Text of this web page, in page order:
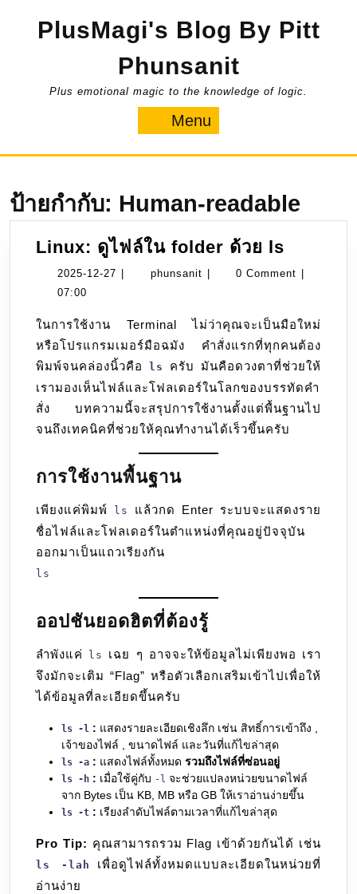
PlusMagi's Blog By Pitt
Phunsanit
Plus emotional magic to the knowledge of logic.
Menu
ป้ายกำกับ: Human-readable
Linux: ดูไฟล์ใน folder ด้วย ls
ดู
folder
ด้วย
ls
2025-12-27 2025- phunsanit phunsanit0 Comment
07:00
ในการใช้งาน Terminal ไม่ว่าคุณจะเป็นมือใหม่
หรือโปรแกรมเมอร์มือฉมัง คำสั่งแรกที่ทุกคนต้อง
พิมพ์จนคล่องนิ้วคือ
ls
ครับ มันคือดวงตาที่ช่วยให้
เรามองเห็นไฟล์และโฟลเดอร์ในโลกของบรรทัดคำ
สั่ง บทความนี้จะสรุปการใช้งานตั้งแต่พื้นฐานไป
จนถึงเทคนิคที่ช่วยให้คุณทำงานได้เร็วขึ้นครับ
การใช้งานพื้นฐาน
เพียงแค่พิมพ์ ls
แล้วกด Enter ระบบจะแสดงราย
ชื่อไฟล์และโฟลเดอร์ในตำแหน่งที่คุณอยู่ปัจจุบัน
ออกมาเป็นแถวเรียงกัน
ls
ออปชันยอดฮิตที่ต้องรู้
ลำพังแค่ ls
เฉย ๆ อาจจะให้ข้อมูลไม่เพียงพอ เรา
จึงมักจะเติม “Flag” หรือตัวเลือกเสริมเข้าไปเพื่อให้
ได้ข้อมูลที่ละเอียดขึ้นครับ
ls -l : แสดงรายละเอียดเชิงลึก เช่น สิทธิ์การเข้าถึง ,
เจ้าของไฟล์ , ขนาดไฟล์ และวันที่แก้ไขล่าสุด
ls -a : แสดงไฟล์ทั้งหมด รวมถึงไฟล์ที่ซ่อนอยู่
ls -h : เมื่อใช้คู่กับ -l จะช่วยแปลงหน่วยขนาดไฟล์
จาก Bytes เป็น KB, MB หรือ GB ให้เราอ่านง่ายขึ้น
ls -t : เรียงลำดับไฟล์ตามเวลาที่แก้ไขล่าสุด
Pro Tip: คุณสามารถรวม Flag เข้าด้วยกันได้ เช่น
ls -lah
เพื่อดูไฟล์ทั้งหมดแบบละเอียดในหน่วยที่
อ่านง่าย